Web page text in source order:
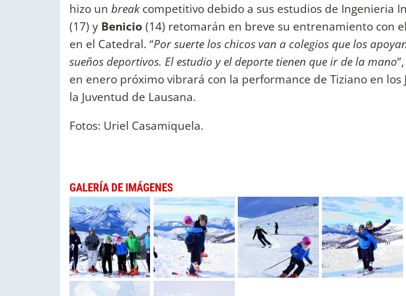
hizo un breakcompetitivo debido a sus estudios de Ingenieria
(17) y Benicio (14) retomarán en breve su entrenamiento con
en el Catedral. “Por suerte los chicos van a colegios que los
sueños deportivos. El estudio y el deporte tienen que ir de la mano
en enero próximo vibrará con la performance de Tiziano en los
la Juventud de Lausana.
Fotos: Uriel Casamiquela.
GALERÍA DE IMÁGENES